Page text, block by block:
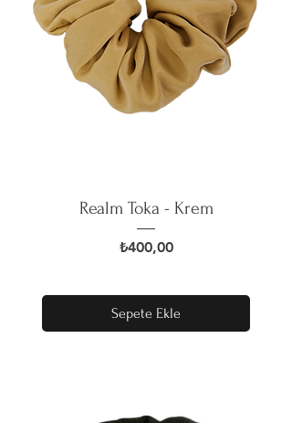
Realm Toka - Krem
Fiyat
₺400,00
Sepete Ekle